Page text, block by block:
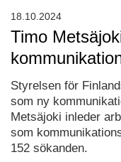
Timo
Styrelsen för
som ny
Metsäjoki inleder
som
152 sökanden.
18.10.2024